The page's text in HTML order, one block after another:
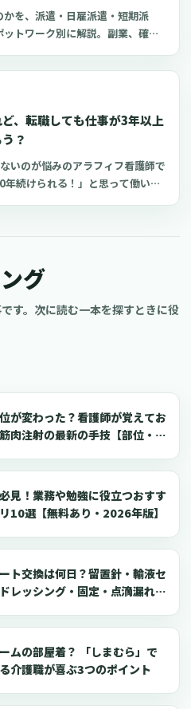
を、派遣・日雇派遣・短期派
トワーク別に解説。副業、確定
、転職しても仕事が3年以上
？
いのが悩みのアラフィフ看護師で
続けられる！」と思って働いて
から4年で転職
グ
す。次に読む一本を探すときに役
が変わった？看護師が覚えてお
肉注射の最新の手技【部位・
見！業務や勉強に役立つおすす
10選【無料あり・2026年版】
ト交換は何日？留置針・輸液セ
レッシング・固定・点滴漏れ対
ムの部屋着？ 「しまむら」で
介護職が喜ぶ3つのポイント